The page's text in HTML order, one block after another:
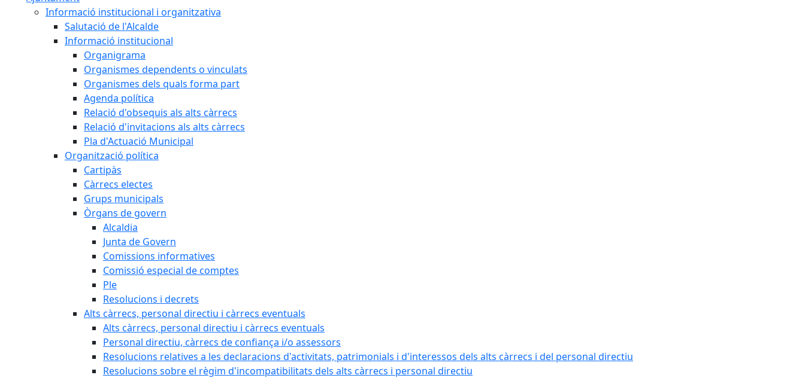
Informació institucional i organitzativa
Salutació de l'Alcalde
Informació institucional
Organigrama
Organismes dependents o vinculats
Organismes dels quals forma part
Agenda política
Relació d'obsequis als alts càrrecs
Relació d'invitacions als alts càrrecs
Pla d'Actuació Municipal
Organització política
Cartipàs
Càrrecs electes
Grups municipals
Òrgans de govern
Alcaldia
Junta de Govern
Comissions informatives
Comissió especial de comptes
Ple
Resolucions i decrets
Alts càrrecs, personal directiu i càrrecs eventuals
Alts càrrecs, personal directiu i càrrecs eventuals
Personal directiu, càrrecs de confiança i/o assessors
Resolucions relatives a les declaracions d'activitats, patrimonials i d'interessos dels alts càrrecs i del personal directiu
Resolucions sobre el règim d'incompatibilitats dels alts càrrecs i personal directiu